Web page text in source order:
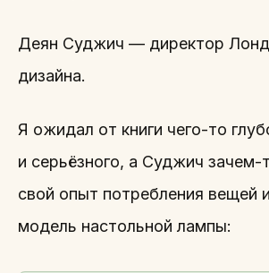
Деян Суджич — директор
дизайна.
Я ожидал от книги чего-то
и серьёзного, а Суджич зачем-
свой опыт потребления вещей
модель настольной лампы: